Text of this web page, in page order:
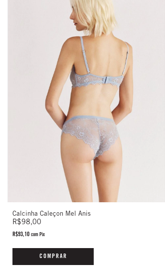
Calcinha Caleçon Mel Anis
R$98,00
R$93,10 com Pix
COMPRAR